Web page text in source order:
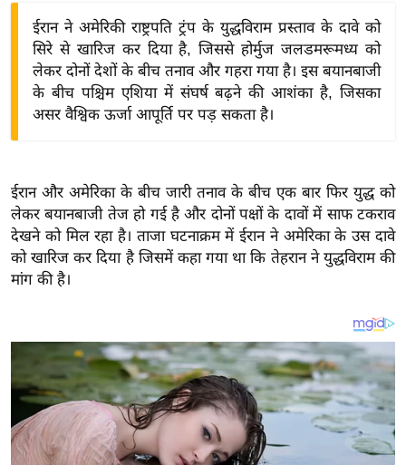
द्यो
त
वि
शे
ष
ब
ज
ट
खे
ईरान ने अमेरिकी राष्ट्रपति ट्रंप के युद्धविराम प्रस्ताव के दावे को
सिरे से खारिज कर दिया है, जिससे होर्मुज जलडमरूमध्य को
लेकर दोनों देशों के बीच तनाव और गहरा गया है। इस बयानबाजी
के बीच पश्चिम एशिया में संघर्ष बढ़ने की आशंका है, जिसका
असर वैश्विक ऊर्जा आपूर्ति पर पड़ सकता है।
ईरान और अमेरिका के बीच जारी तनाव के बीच एक बार फिर युद्ध को
लेकर बयानबाजी तेज हो गई है और दोनों पक्षों के दावों में साफ टकराव
देखने को मिल रहा है। ताजा घटनाक्रम में ईरान ने अमेरिका के उस दावे
को खारिज कर दिया है जिसमें कहा गया था कि तेहरान ने युद्धविराम की
मांग की है।